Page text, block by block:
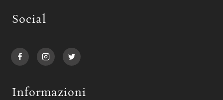
Social
Informazioni